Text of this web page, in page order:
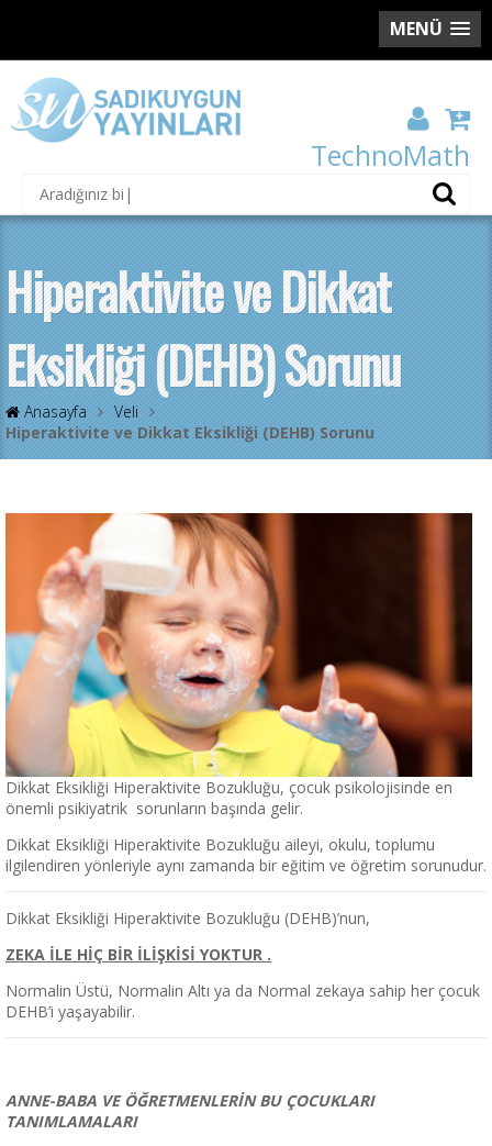
MENÜ
TechnoMath
Hiperaktivite ve Dikkat
Eksikliği (DEHB) Sorunu
Anasayfa
Veli
Hiperaktivite ve Dikkat Eksikliği (DEHB) Sorunu
Dikkat Eksikliği Hiperaktivite Bozukluğu, çocuk psikolojisinde en
önemli psikiyatrik sorunların başında gelir.
Dikkat Eksikliği Hiperaktivite Bozukluğu aileyi, okulu, toplumu
ilgilendiren yönleriyle aynı zamanda bir eğitim ve öğretim sorunudur.
Dikkat Eksikliği Hiperaktivite Bozukluğu (DEHB)’nun,
ZEKA İLE HİÇ BİR İLİŞKİSİ YOKTUR .
Normalin Üstü, Normalin Altı ya da Normal zekaya sahip her çocuk
DEHB’i yaşayabilir.
ANNE-BABA VE ÖĞRETMENLERİN BU ÇOCUKLARI
TANIMLAMALARI